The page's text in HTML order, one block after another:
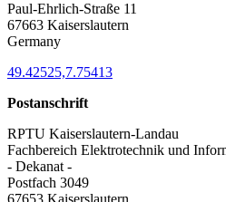
Paul-Ehrlich-Straße 11
67663 Kaiserslautern
Germany
49.42525,7.75413
Postanschrift
RPTU Kaiserslautern-Landau
Fachbereich Elektrotechnik und
- Dekanat -
Postfach 3049